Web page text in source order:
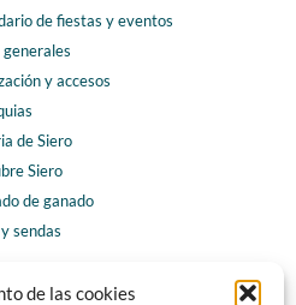
de las cookies
de fiestas y eventos
y accesos
de Siero
Siero
de ganado
sendas